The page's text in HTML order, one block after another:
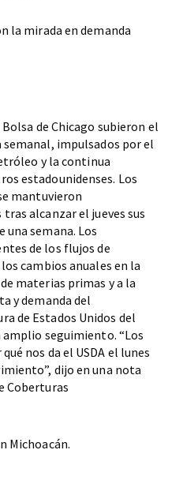
la mirada en demanda
de Chicago subieron el
impulsados por el
y la continua
estadounidenses. Los
mantuvieron
alcanzar el jueves sus
una semana. Los
de los flujos de
cambios anuales en la
materias primas y a la
y demanda del
de Estados Unidos del
amplio seguimiento. “Los
nos da el USDA el lunes
dijo en una nota
Coberturas
Michoacán.